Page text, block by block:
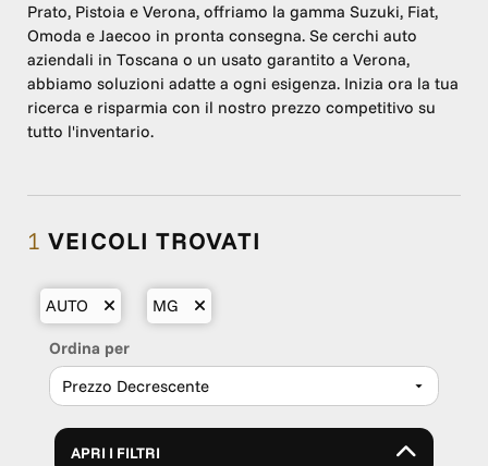
Prato, Pistoia e Verona, offriamo la gamma Suzuki, Fiat,
Omoda e Jaecoo in pronta consegna. Se cerchi auto
aziendali in Toscana o un usato garantito a Verona,
abbiamo soluzioni adatte a ogni esigenza. Inizia ora la tua
ricerca e risparmia con il nostro prezzo competitivo su
tutto l'inventario.
1 VEICOLI TROVATI
AUTO MG
Ordina per
APRI I FILTRI